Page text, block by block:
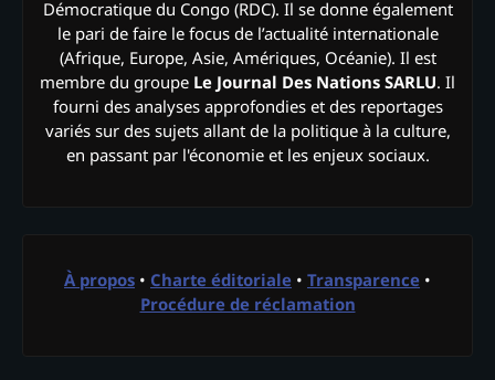
Démocratique du Congo (RDC). Il se donne également
le pari de faire le focus de l’actualité internationale
(Afrique, Europe, Asie, Amériques, Océanie). Il est
membre du groupe Le Journal Des Nations SARLU. Il
fourni des analyses approfondies et des reportages
variés sur des sujets allant de la politique à la culture,
en passant par l'économie et les enjeux sociaux.
À propos • Charte éditoriale • Transparence •
Procédure de réclamation